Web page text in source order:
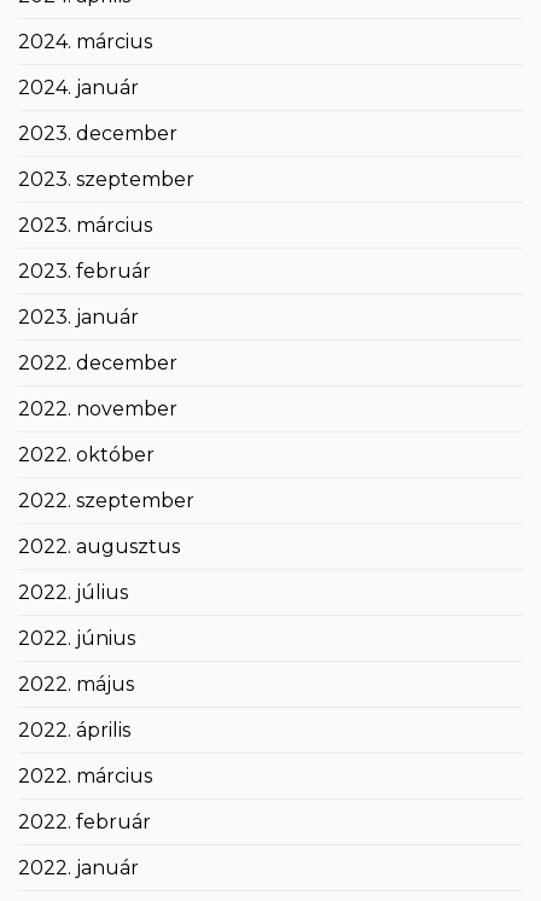
2024. március
2024. január
2023. december
2023. szeptember
2023. március
2023. február
2023. január
2022. december
2022. november
2022. október
2022. szeptember
2022. augusztus
2022. július
2022. június
2022. május
2022. április
2022. március
2022. február
2022. január